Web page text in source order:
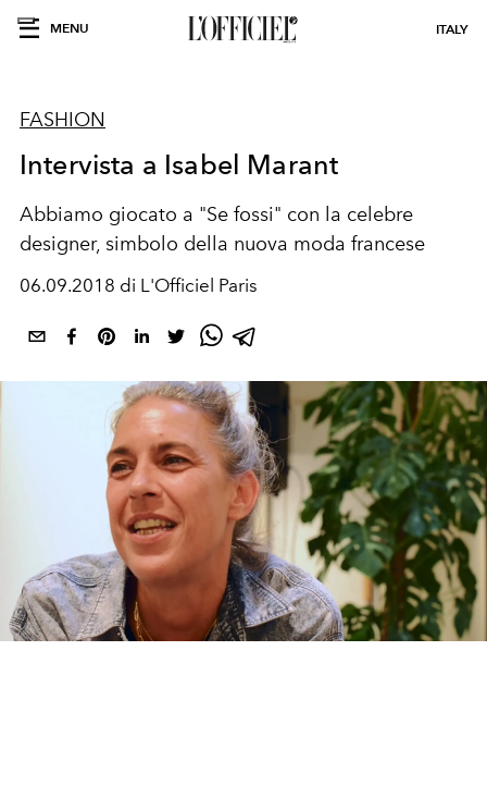
MENU ITALY
FASHION
Intervista a Isabel Marant
Abbiamo giocato a "Se fossi" con la celebre
designer, simbolo della nuova moda francese
06.09.2018 di L'Officiel Paris